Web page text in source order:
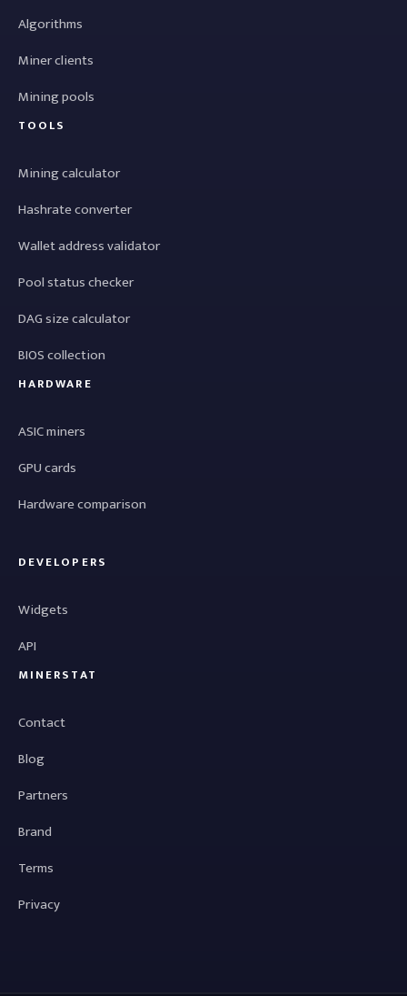
Algorithms
Miner clients
Mining pools
TOOLS
Mining calculator
Hashrate converter
Wallet address validator
Pool status checker
DAG size calculator
BIOS collection
HARDWARE
ASIC miners
GPU cards
Hardware comparison
DEVELOPERS
Widgets
API
MINERSTAT
Contact
Blog
Partners
Brand
Terms
Privacy